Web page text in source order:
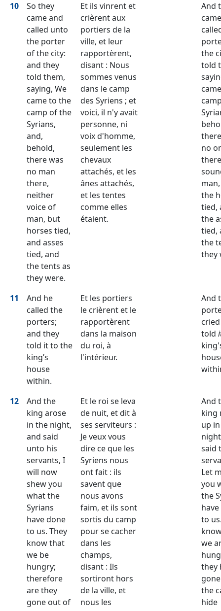
10
So they
came and
called unto
the porter
of the city:
and they
told them,
saying, We
came to the
camp of the
Syrians,
and,
behold,
there was
no man
there,
neither
voice of
man, but
horses tied,
and asses
tied, and
the tents as
they were.
Et ils vinrent et
crièrent aux
portiers de la
ville, et leur
rapportèrent,
disant : Nous
sommes venus
dans le camp
des Syriens ; et
voici, il n'y avait
personne, ni
voix d'homme,
seulement les
chevaux
attachés, et les
ânes attachés,
et les tentes
comme elles
étaient.
And
the
told
no
the
tied,
the
tied,
the
they
11
And he
called the
porters;
and they
told it to the
king’s
house
within.
Et les portiers
le crièrent et le
rapportèrent
dans la maison
du roi, à
l'intérieur.
And
told
12
And the
king arose
in the night,
and said
unto his
servants, I
will now
shew you
what the
Syrians
have done
to us. They
know that
we be
hungry;
therefore
are they
gone out of
Et le roi se leva
de nuit, et dit à
ses serviteurs :
Je veux vous
dire ce que les
Syriens nous
ont fait : ils
savent que
nous avons
faim, et ils sont
sortis du camp
pour se cacher
dans les
champs,
disant : Ils
sortiront hors
de la ville, et
nous les
And
king
up
said
Let
you
the
to
we
they
the
hide